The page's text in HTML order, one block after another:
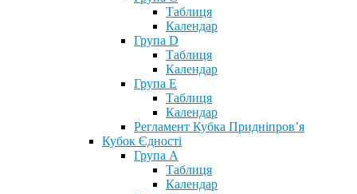
Таблиця
Календар
Група D
Таблиця
Календар
Група Е
Таблиця
Календар
Регламент Кубка Придніпров’я
Кубок Єдності
Група А
Таблиця
Календар